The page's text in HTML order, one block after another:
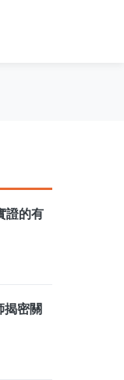
證的有
揭密關